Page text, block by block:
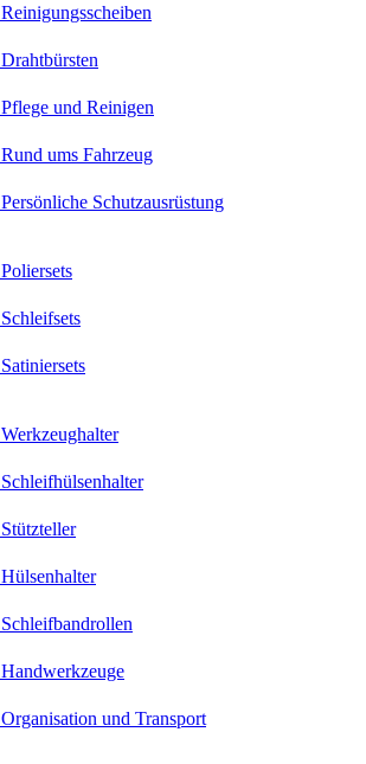
Reinigungsscheiben
Drahtbürsten
Pflege und Reinigen
Rund ums Fahrzeug
Persönliche Schutzausrüstung
Poliersets
Schleifsets
Satiniersets
Werkzeughalter
Schleifhülsenhalter
Stützteller
Hülsenhalter
Schleifbandrollen
Handwerkzeuge
Organisation und Transport